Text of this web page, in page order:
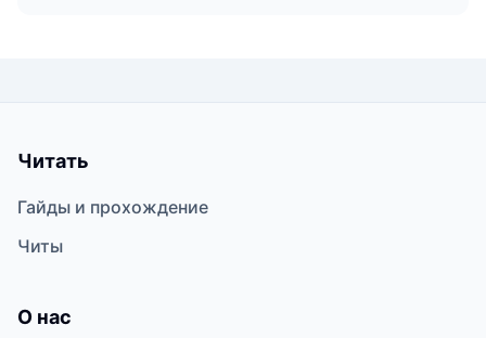
Читать
Гайды и прохождение
Читы
О нас